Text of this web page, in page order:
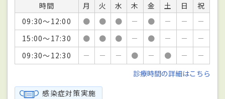
時間 月 火 水 木 金 土 日
祝
09:30～12:00
● ● ● － ● － －
－
15:00～17:30
● ● ● － ● － －
－
09:30～12:30
－ － － ● － ● －
－
診療時間の詳細はこちら
感染症対策実施